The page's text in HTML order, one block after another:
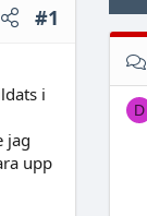
#1
i
jag
upp
D